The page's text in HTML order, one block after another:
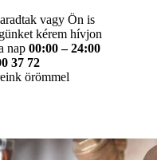
vagy Ön is
kérem hívjon
nap 00:00 – 24:00
37 72
örömmel